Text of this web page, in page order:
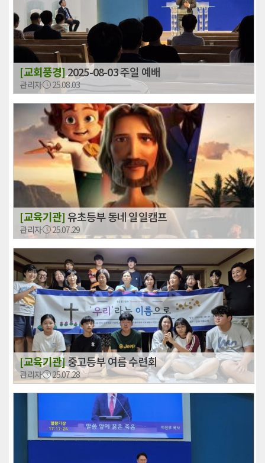
[교회풍경]2025-08-03 주일 예배
관리자 25.08.03
[교육기관]유초등부 동네 일일캠프
관리자 25.07.29
[교육기관]중고등부 여름 수련회
관리자 25.07.28